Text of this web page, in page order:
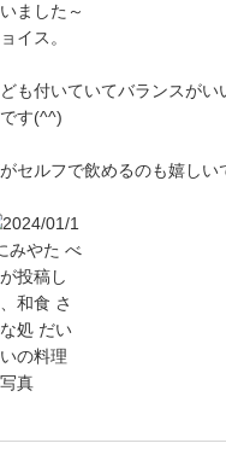
ました～
イス。
も付いていてバランスが
す(^^)
セルフで飲めるのも嬉しい